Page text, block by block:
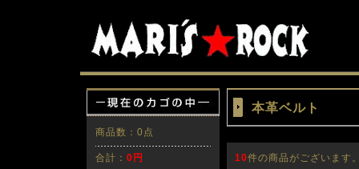
商品数：0点
合計： 0円
本革ベルト
10件の商品がございます